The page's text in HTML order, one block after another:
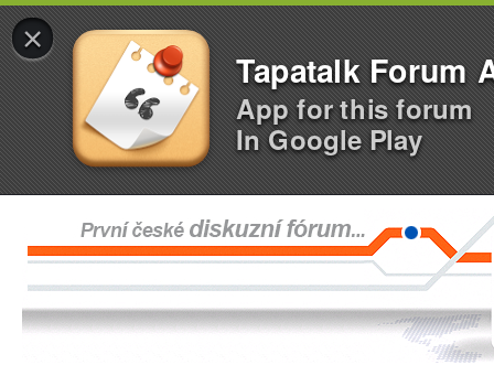
×
Tapatalk Forum
App for this forum
In Google Play